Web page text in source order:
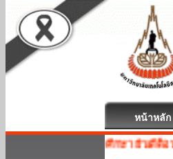
หน้าหลัก
สหกิจศึกษา ยินดีต้อนรับ